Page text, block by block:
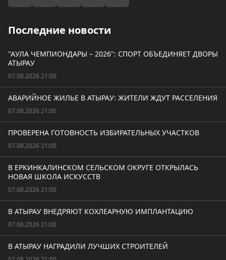
Последние новости
"АУЛА ЧЕМПИОНДАРЫ – 2026": СПОРТ ОБЪЕДИНЯЕТ ДВОРЫ
АТЫРАУ
07.08.2026 21:00
АВАРИЙНОЕ ЖИЛЬЕ В АТЫРАУ: ЖИТЕЛИ ЖДУТ РАССЕЛЕНИЯ
07.08.2026 21:00
ПРОВЕРЕНА ГОТОВНОСТЬ ИЗБИРАТЕЛЬНЫХ УЧАСТКОВ
07.08.2026 21:00
В ЕРКИНКАЛИНСКОМ СЕЛЬСКОМ ОКРУГЕ ОТКРЫЛАСЬ
НОВАЯ ШКОЛА ИСКУССТВ
07.08.2026 21:00
В АТЫРАУ ВНЕДРЯЮТ КОХЛЕАРНУЮ ИМПЛАНТАЦИЮ
07.08.2026 21:00
В АТЫРАУ НАГРАДИЛИ ЛУЧШИХ СТРОИТЕЛЕЙ